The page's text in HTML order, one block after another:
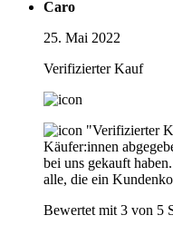
Caro
25. Mai 2022
Verifizierter Kauf
"Verifizierter
Käufer:innen
bei uns gekauft
alle, die ein
Bewertet mit 3 von 5